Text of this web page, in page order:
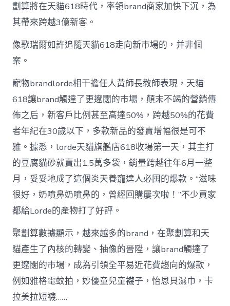
劃算將在天貓618時代，率領brand商家加快下沉，為
其帶來跨越3億新客。
像歌瑞爾如許追隨天貓618走向新市場的，并非個
案。
寵物brandlorde相干擔任人黃師長教師表現，天貓
618讓brand觸達了更遼闊的市場，顛末不竭的營銷傳
佈之后，新客戶比例甚至高達50%，跨越50%的花費
者年紀在30歲以下，多款新品的發賣增幅很是可不
雅。據悉，lorde天貓旗艦店618收場第一天，其主打
的豆腐貓砂就賣出1.5萬多袋，銷量跨越往年6月一整
月，妥妥地成了這個炎天養寵達人必囤的爆款。“滋味
很好，奶噴鼻奶噴鼻的，曾經回購屢次啦！”不少買家
都給Lorde的產物打了好評。
聚劃算數據顯示，越來越多的brand，在聚劃算和天
貓產生了內核的轉變、抽像的晉陞，讓brand觸達了
更遼闊的市場，成為引領全平易近花費趨向的爆款，
例如雅格電蚊拍，妙優童兒童襪子，怡恩貝濕巾，卡
拉美拉短襪……